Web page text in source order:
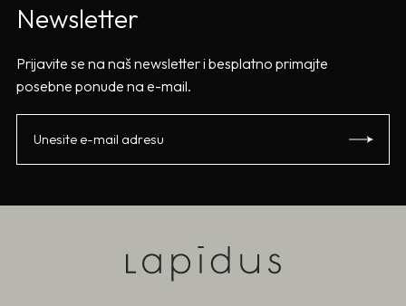
Newsletter
Prijavite se na naš newsletter i besplatno primajte
posebne ponude na e-mail.